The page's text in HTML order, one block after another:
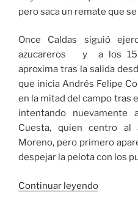
pero saca un remate que
Once Caldas siguió
azucareros y a los 15
aproxima tras la salida
que inicia Andrés Felipe
en la mitad del campo tras
intentando
Cuesta, quien centro al
Moreno, pero primero
despejar la pelota con los
Continuar leyendo«Once